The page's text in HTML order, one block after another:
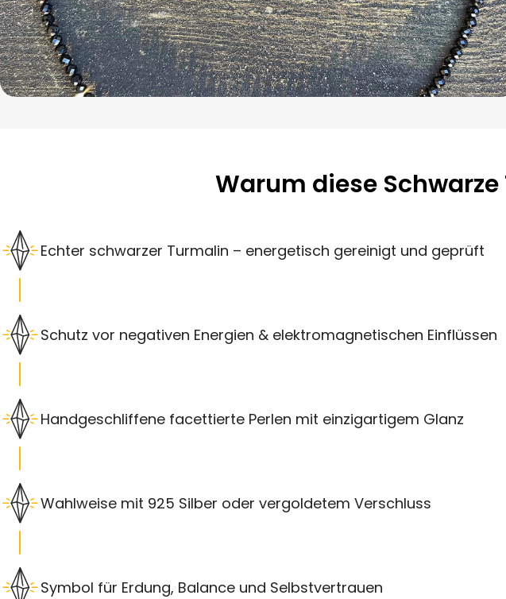
Warum diese
Echter schwarzer Turmalin – energetisch gereinigt und geprüft
Schutz vor negativen Energien & elektromagnetischen Einflüssen
Handgeschliffene facettierte Perlen mit einzigartigem Glanz
Wahlweise mit 925 Silber oder vergoldetem Verschluss
Symbol für Erdung, Balance und Selbstvertrauen